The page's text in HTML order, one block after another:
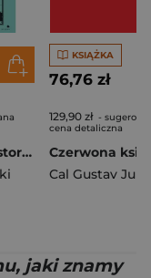
Kapitalizm. Historia krótkiego trwania
KSIĄŻKA
76,76 zł
129,90 zł -
cena detaliczna
Czerwona
Cal Gustav
jaki znamy